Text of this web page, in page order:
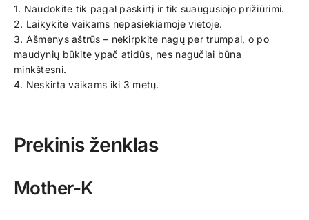
1. Naudokite tik pagal paskirtį ir tik suaugusiojo prižiūrimi.
2. Laikykite vaikams nepasiekiamoje vietoje.
3. Ašmenys aštrūs – nekirpkite nagų per trumpai, o po
maudynių būkite ypač atidūs, nes nagučiai būna
minkštesni.
4. Neskirta vaikams iki 3 metų.
Prekinis ženklas
Mother-K